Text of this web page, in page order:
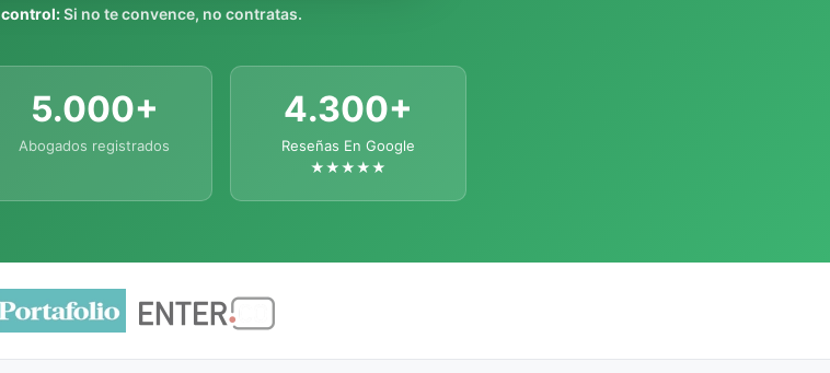
control:Si no te convence, no contratas.
5.000+
Abogados registrados
4.300+
Reseñas En Google
★★★★★